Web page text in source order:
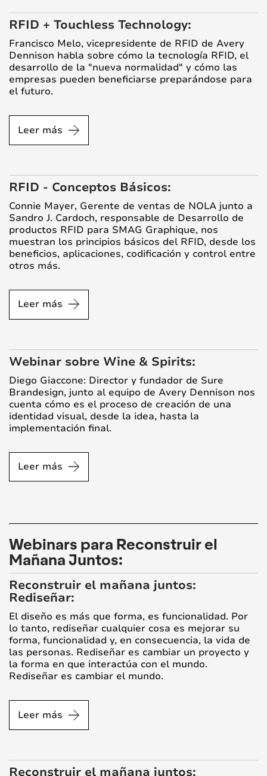
RFID + Touchless Technology:
Francisco Melo, vicepresidente de RFID de Avery
Dennison habla sobre cómo la tecnología RFID, el
desarrollo de la "nueva normalidad" y cómo las
empresas pueden beneficiarse preparándose para
el futuro.
Leer más
RFID - Conceptos Básicos:
Connie Mayer, Gerente de ventas de NOLA junto a
Sandro J. Cardoch, responsable de Desarrollo de
productos RFID para SMAG Graphique, nos
muestran los principios básicos del RFID, desde los
beneficios, aplicaciones, codificación y control entre
otros más.
Leer más
Webinar sobre Wine & Spirits:
Diego Giaccone: Director y fundador de Sure
Brandesign, junto al equipo de Avery Dennison nos
cuenta cómo es el proceso de creación de una
identidad visual, desde la idea, hasta la
implementación final.
Leer más
Webinars para Reconstruir el
Mañana Juntos:
Reconstruir el mañana juntos:
Rediseñar:
El diseño es más que forma, es funcionalidad. Por
lo tanto, rediseñar cualquier cosa es mejorar su
forma, funcionalidad y, en consecuencia, la vida de
las personas. Rediseñar es cambiar un proyecto y
la forma en que interactúa con el mundo.
Rediseñar es cambiar el mundo.
Leer más
Reconstruir el mañana juntos: